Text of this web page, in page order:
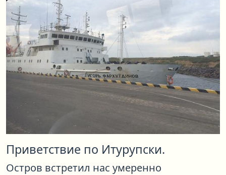
Приветствие по Итурупски.
Остров встретил нас умеренно